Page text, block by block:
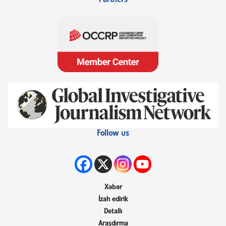
Follow us
Xəbər
İzah edirik
Detallı
Araşdırma